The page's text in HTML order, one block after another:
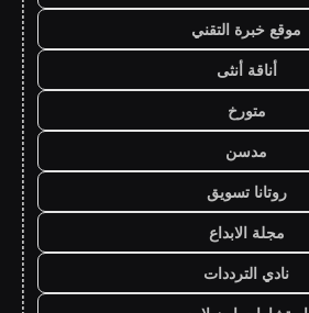
موقع خبرة التقني
أناقة أنثى
متورخ
مدسن
روتانا تسويق
مجلة الابداع
نادي الترددات